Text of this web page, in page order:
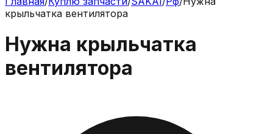
крыльчатка вентилятора
Нужна крыльчатка
вентилятора